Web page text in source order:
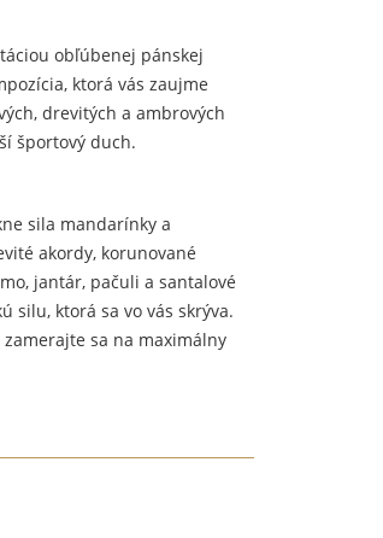
obľúbenej pánskej
ktorá vás zaujme
drevitých a ambrových
športový duch.
sila mandarínky a
akordy, korunované
jantár, pačuli a santalové
silu, ktorá sa vo vás skrýva.
sa na maximálny